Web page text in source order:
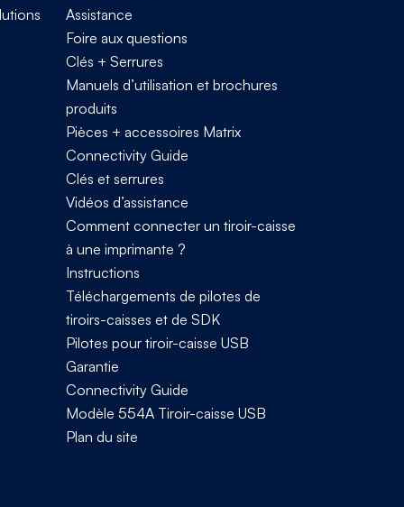
Assistance
Foire aux questions
Clés + Serrures
Manuels d’utilisation et brochures
produits
Pièces + accessoires Matrix
Connectivity Guide
Clés et serrures
Vidéos d’assistance
Comment connecter un tiroir-caisse
à une imprimante ?
Instructions
Téléchargements de pilotes de
tiroirs-caisses et de SDK
Pilotes pour tiroir-caisse USB
Garantie
Connectivity Guide
Modèle 554A Tiroir-caisse USB
Plan du site